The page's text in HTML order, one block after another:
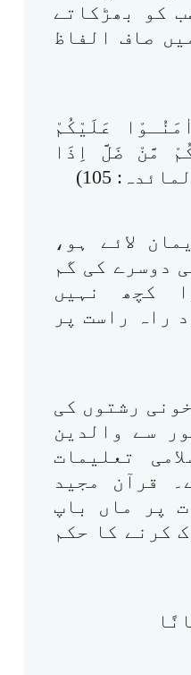
کو بھڑکاتے
صاف الفاظ
عَلَيْكُمْ
مَّنْ ضَلَّ اِذَا
105)
لائے ہو،
دوسرے کی گم
کچھ نہیں
راہ راست پر
رشتوں کی
سے والدین
تعلیمات
قرآن مجید
پر ماں باپ
کرنے کا حکم